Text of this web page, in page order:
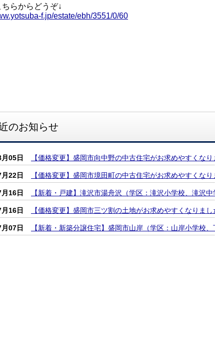
らからどうぞ↓
f.jp/estate/ebh/3551/0/60
のお知らせ
05日 【価格変更】盛岡市向中野の中古住宅がお求めやすくな
22日 【価格変更】盛岡市境田町の中古住宅がお求めやすくな
16日 【新着・戸建】滝沢市湯舟沢（学区：滝沢小学校、滝沢
16日 【価格変更】盛岡市三ツ割の土地がお求めやすくなりまし
07日 【新着・新築分譲住宅】盛岡市山岸（学区：山岸小学校